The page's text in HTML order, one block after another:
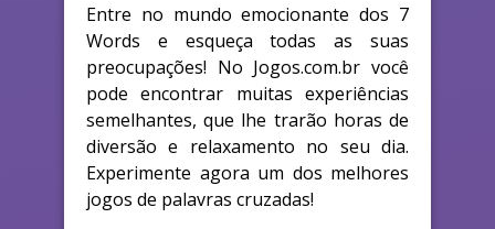
Entre no mundo emocionante dos 7
Words e esqueça todas as suas
preocupações! No Jogos.com.br você
pode encontrar muitas experiências
semelhantes, que lhe trarão horas de
diversão e relaxamento no seu dia.
Experimente agora um dos melhores
jogos de palavras cruzadas!